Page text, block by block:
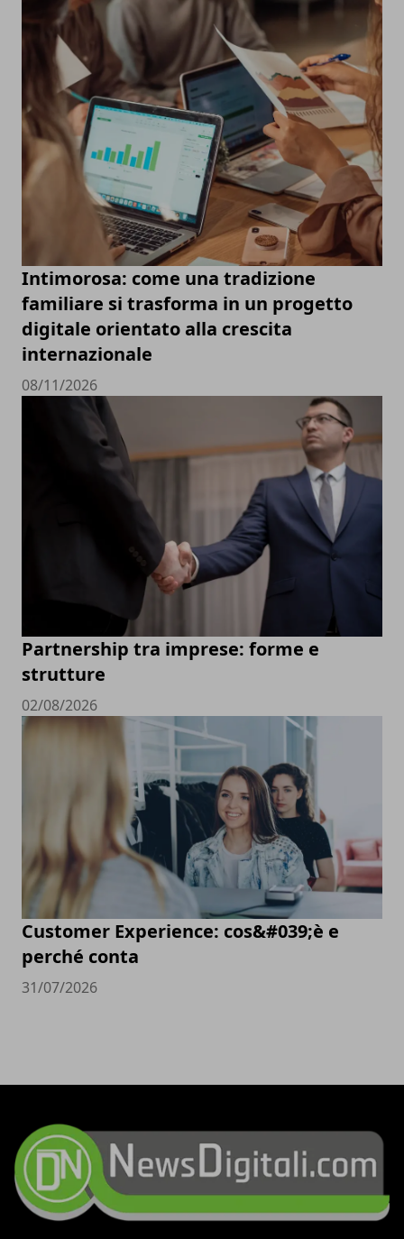
Intimorosa: come una tradizione
familiare si trasforma in un progetto
digitale orientato alla crescita
internazionale
08/11/2026
Partnership tra imprese: forme e
strutture
02/08/2026
Customer Experience: cos&#039;è e
perché conta
31/07/2026